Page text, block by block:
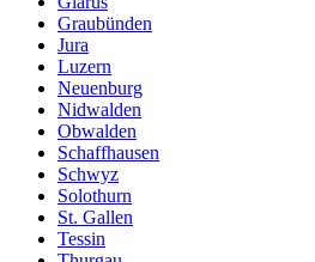
Graubünden
Jura
Luzern
Neuenburg
Nidwalden
Obwalden
Schaffhausen
Schwyz
Solothurn
St. Gallen
Tessin